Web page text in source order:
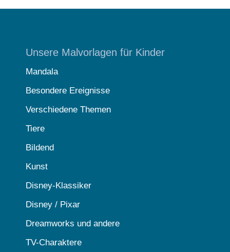
Unsere Malvorlagen für Kinder
Mandala
Besondere Ereignisse
Verschiedene Themen
Tiere
Bildend
Kunst
Disney-Klassiker
Disney / Pixar
Dreamworks und andere
TV-Charaktere